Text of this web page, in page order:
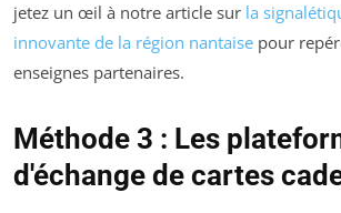
jetez un œil à notre article sur la
innovante de la région nantaise pour
enseignes partenaires.
Méthode 3 : Les
d'échange de cartes